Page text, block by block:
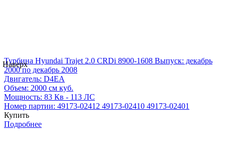
Турбина Hyundai Trajet 2.0 CRDi 8900-1608 Выпуск: декабрь
2000 по декабрь 2008
Двигатель: D4EA
Объем: 2000 см куб.
Мощность: 83 Кв - 113 ЛС
Номер партии: 49173-02412 49173-02410 49173-02401
Купить
Подробнее
Наверх